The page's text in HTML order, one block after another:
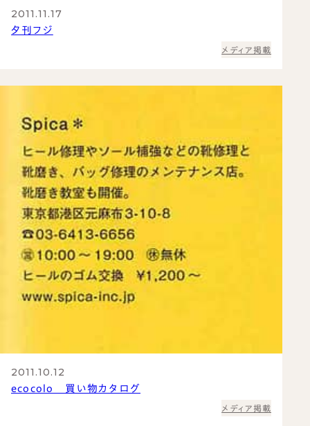
2011.11.17
夕刊フジ
メディア掲載
2011.10.12
ecocolo 買い物カタログ
メディア掲載